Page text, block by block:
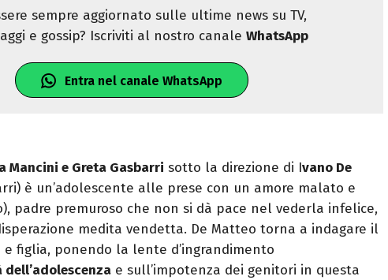
sempre aggiornato sulle ultime news su TV,
e gossip? Iscriviti al nostro canaleWhatsApp
Entra nel canale WhatsApp
Mancini e Greta Gasbarri sotto la direzione di Ivano De
è un’adolescente alle prese con un amore malato e
padre premuroso che non si dà pace nel vederla infelice,
medita vendetta. De Matteo torna a indagare il
figlia, ponendo la lente d’ingrandimento
e sull’impotenza dei genitori in questa